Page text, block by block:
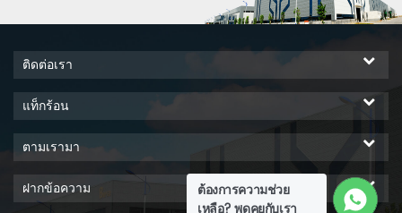
ต้องการความช่วย
ติดต่อเรา
แท็กร้อน
ตามเรามา
ฝากข้อความ